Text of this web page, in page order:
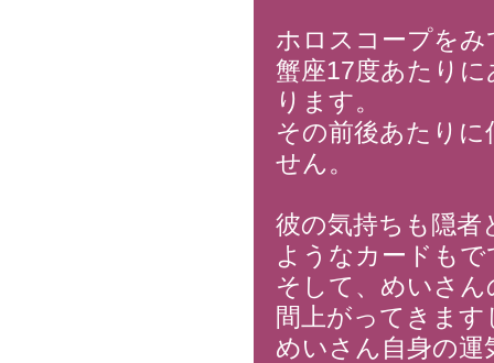
ホロスコープを
蟹座17度あたり
ります。
その前後あたり
せん。
彼の気持ちも隠
ようなカードも
そして、めいさ
間上がってきます
めいさん自身の